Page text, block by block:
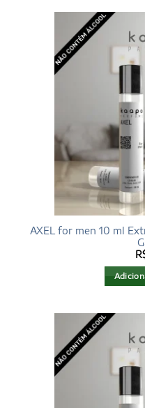
AXEL for men 10 ml